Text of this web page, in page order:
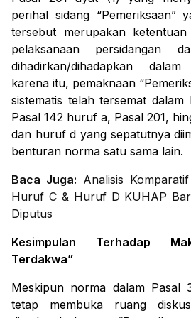
perihal sidang “Pemeriksaan”
tersebut merupakan
pelaksanaan persidangan
dihadirkan/dihadapkan
karena itu, pemaknaan
sistematis telah tersemat
Pasal 142 huruf a, Pasal 201,
dan huruf d yang sepatutnya
benturan norma satu sama lain.
Baca Juga: Analisis
Huruf C & Huruf D KUHAP
Diputus
Kesimpulan Terhadap
Terdakwa”
Meskipun norma dalam Pasal
tetap membuka ruang